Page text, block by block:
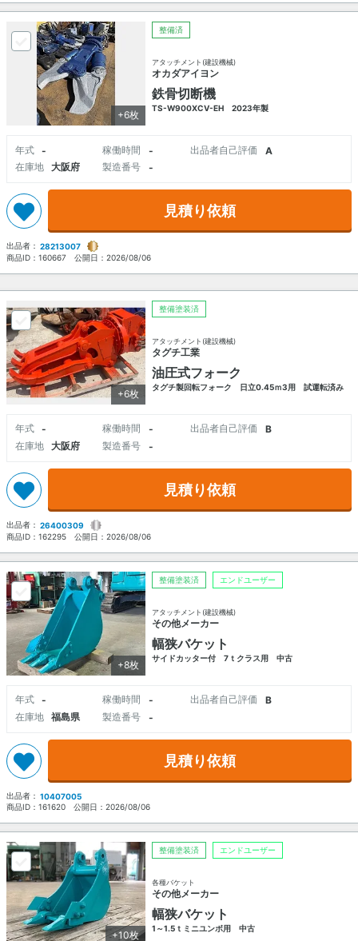
+6枚
整備済
アタッチメント(建設機械)
オカダアイヨン
鉄骨切断機
TS-W900XCV-EH 2023年製
年式 - 稼働時間 - 出品者自己評価
A
在庫地
大阪府 製造番号 -
見積り依頼
出品者： 28213007
商品ID： 160667 公開日： 2026/08/06
+6枚
整備塗装済
アタッチメント(建設機械)
タグチ工業
油圧式フォーク
タグチ製回転フォーク 日立0.45ｍ3用 試運転済み
年式 - 稼働時間 - 出品者自己評価
B
在庫地
大阪府 製造番号 -
見積り依頼
出品者： 26400309
商品ID： 162295 公開日： 2026/08/06
+8枚
整備塗装済 エンドユーザー
アタッチメント(建設機械)
その他メーカー
幅狭バケット
サイドカッター付 7ｔクラス用 中古
年式 - 稼働時間 - 出品者自己評価
B
在庫地
福島県 製造番号 -
見積り依頼
出品者： 10407005
商品ID： 161620 公開日： 2026/08/06
+10枚
整備塗装済 エンドユーザー
各種バケット
その他メーカー
幅狭バケット
1～1.5ｔミニユンボ用 中古